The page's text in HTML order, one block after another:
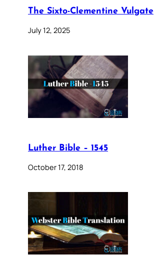
The Sixto-Clementine Vulgate
July 12, 2025
Luther Bible – 1545
October 17, 2018